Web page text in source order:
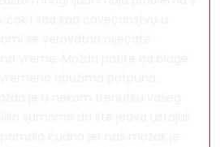
i sad kad čovečanstvu u
se verovatno osećate
vreme. Možda patite od blage
obuzima potpuna,
je u nekom trenutku vašeg
sumorno da ste jedva ustajali
čudno jer naš mozak je